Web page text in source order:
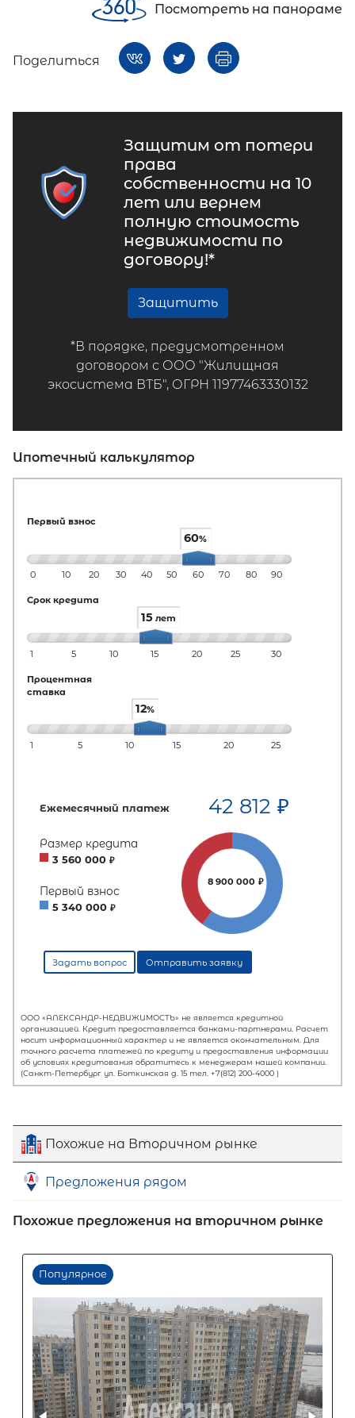
Посмотреть на панораме
Поделиться
Защитим от потери
права
собственности на 10
лет или вернем
полную стоимость
недвижимости по
договору!*
Защитить
*В порядке, предусмотренном
договором с ООО "Жилищная
экосистема ВТБ", ОГРН 11977463330132
Ипотечный калькулятор
Первый взнос
60%
Похожие на Вторичном рынке
Предложения рядом
Похожие предложения на вторичном рынке